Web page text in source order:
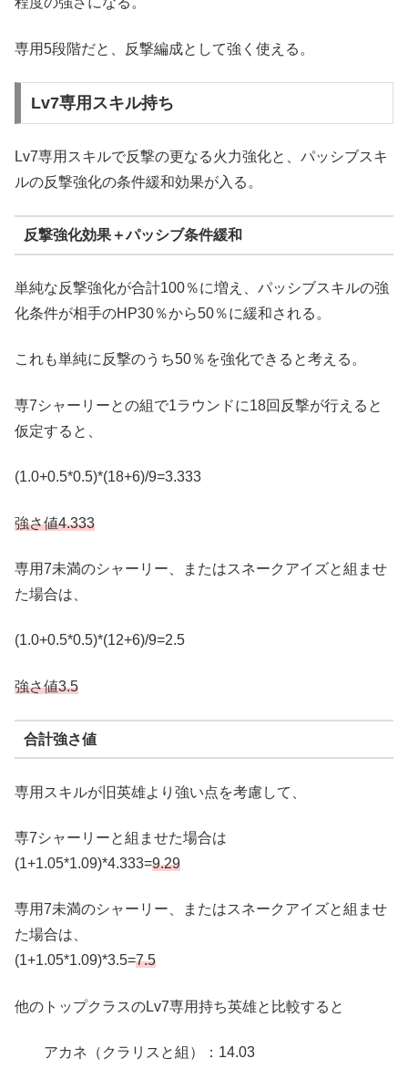
専用5段階だと、反撃編成として強く使える。
Lv7専用スキル持ち
Lv7専用スキルで反撃の更なる火力強化と、パッシブスキ
ルの反撃強化の条件緩和効果が入る。
反撃強化効果＋パッシブ条件緩和
単純な反撃強化が合計100％に増え、パッシブスキルの強
化条件が相手のHP30％から50％に緩和される。
これも単純に反撃のうち50％を強化できると考える。
専7シャーリーとの組で1ラウンドに18回反撃が行えると
仮定すると、
(1.0+0.5*0.5)*(18+6)/9=3.333
強さ値4.333
専用7未満のシャーリー、またはスネークアイズと組ませ
た場合は、
(1.0+0.5*0.5)*(12+6)/9=2.5
強さ値3.5
合計強さ値
専用スキルが旧英雄より強い点を考慮して、
専7シャーリーと組ませた場合は
(1+1.05*1.09)*4.333=9.29
専用7未満のシャーリー、またはスネークアイズと組ませ
た場合は、
(1+1.05*1.09)*3.5=7.5
他のトップクラスのLv7専用持ち英雄と比較すると
アカネ（クラリスと組）：14.03